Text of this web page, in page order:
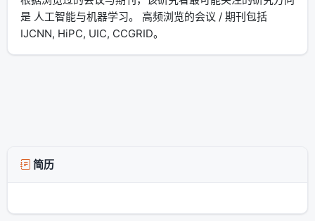
是 人工智能与机器学习。 高频浏览的会议 / 期刊包括
IJCNN, HiPC, UIC, CCGRID。
简历